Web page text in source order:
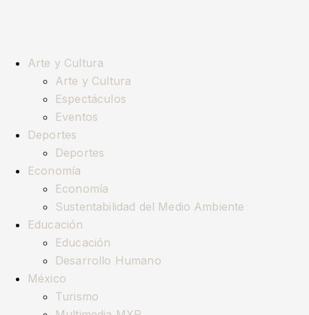
Arte y Cultura
Arte y Cultura
Espectáculos
Eventos
Deportes
Deportes
Economía
Economía
Sustentabilidad del Medio Ambiente
Educación
Educación
Desarrollo Humano
México
Turismo